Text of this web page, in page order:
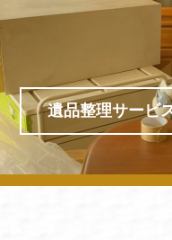
遺品整理サービ